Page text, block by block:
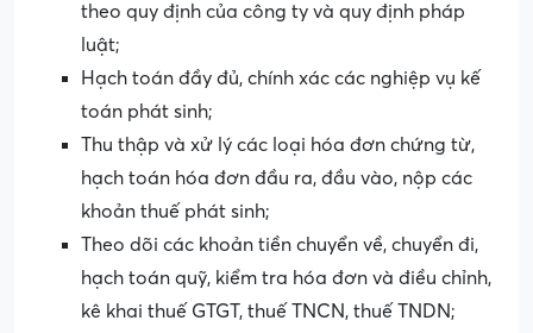
theo quy định của công ty và quy định pháp
luật;
Hạch toán đầy đủ, chính xác các nghiệp vụ kế
toán phát sinh;
Thu thập và xử lý các loại hóa đơn chứng từ,
hạch toán hóa đơn đầu ra, đầu vào, nộp các
khoản thuế phát sinh;
Theo dõi các khoản tiền chuyển về, chuyển đi,
hạch toán quỹ, kiểm tra hóa đơn và điều chỉnh,
kê khai thuế GTGT, thuế TNCN, thuế TNDN;